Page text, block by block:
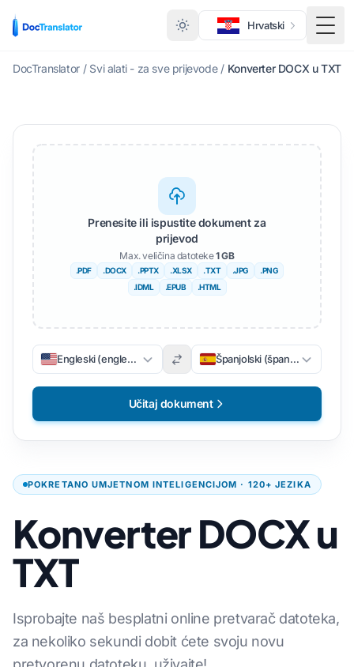
Hrvatski
DocTranslator / Svi alati - za sve prijevode / Konverter DOCX u TXT
POKRETANO UMJETNOM INTELIGENCIJOM · 120+ JEZIKA
Konverter DOCX u
TXT
Isprobajte naš besplatni online pretvarač datoteka,
za nekoliko sekundi dobit ćete svoju novu
Prenesite ili ispustite dokument za
prijevod
Max. veličina datoteke1 GB
.PDF .DOCX .PPTX .XLSX .TXT .JPG
.PNG
.IDML
.EPUB .HTML
Engleski (engleski) Španjolski (španjolski)
Učitaj dokument